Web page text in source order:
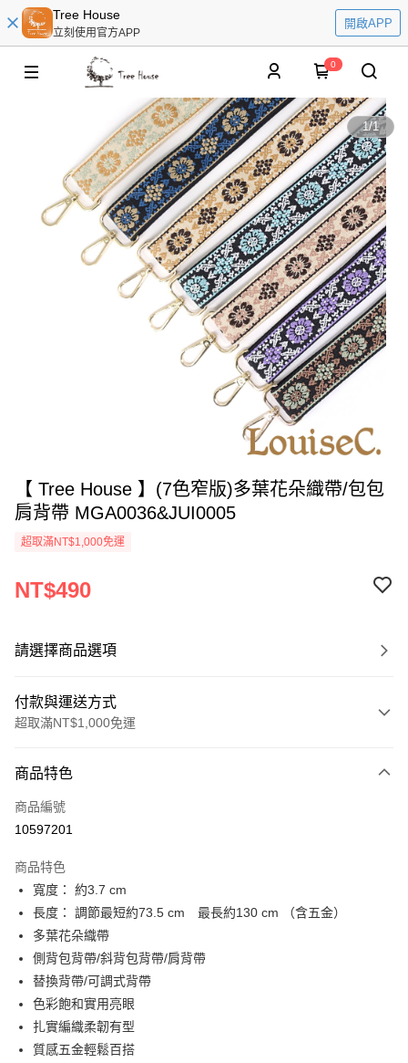
Tree House
立刻使用官方APP
開啟APP
0
1/1
【 Tree House 】(7色窄版)多葉花朵織帶/包包
肩背帶 MGA0036&JUI0005
超取滿NT$1,000免運
NT$490
請選擇商品選項
付款與運送方式
超取滿NT$1,000免運
信用卡一次付款
信用卡分期付款
合作金庫商業銀行
華南商業銀行
上海商業儲蓄銀行
台北富邦商業銀行
國泰世華商業銀行
臺灣中小企業銀行
匯豐（台灣）商業銀行
聯邦商業銀行
元大商業銀行
玉山商業銀行
台新國際商業銀行
6 期 0 利率 每期
華南商業銀行
彰化商業銀行
上海商業儲蓄銀行
國泰世華商業銀行
臺灣中小企業銀行
匯豐（台灣）商業銀行
聯邦商業銀行
元大商業銀行
玉山商業銀行
超商取貨付款
Apple Pay
悠遊付
Google Pay
ATM付款
商品特色
商品編號
10597201
商品特色
寬度： 約3.7 cm
長度： 調節最短約73.5 cm 最長約130 cm （含五金）
多葉花朵織帶
側背包背帶/斜背包背帶/肩背帶
替換背帶/可調式背帶
色彩飽和實用亮眼
扎實編織柔韌有型
質感五金輕鬆百搭